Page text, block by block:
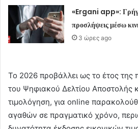
«Ergani app»:
προσλήψεις μέσω
3 ώρες ago
Το 2026 προβάλλει ως το έτος
του Ψηφιακού Δελτίου Αποστολής
τιμολόγηση, για online
αγαθών σε πραγματικό χρόνο,